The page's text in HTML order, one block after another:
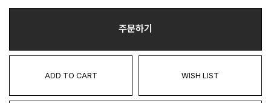
주문하기
ADD TO CART WISH LIST